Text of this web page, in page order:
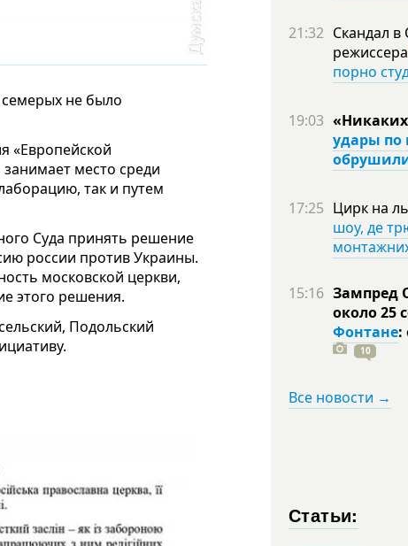
не было
«Европейской
место среди
так и путем
Суда принять решение
россии против Украины.
московской церкви,
этого решения.
Подольский
21:32 Скандал в
режиссера
порно
19:03 «Никаких
удары по
17:25 Цирк на
шоу, де
15:16 Зампред
около 25
Фонтане:
10
Все новости →
Статьи: